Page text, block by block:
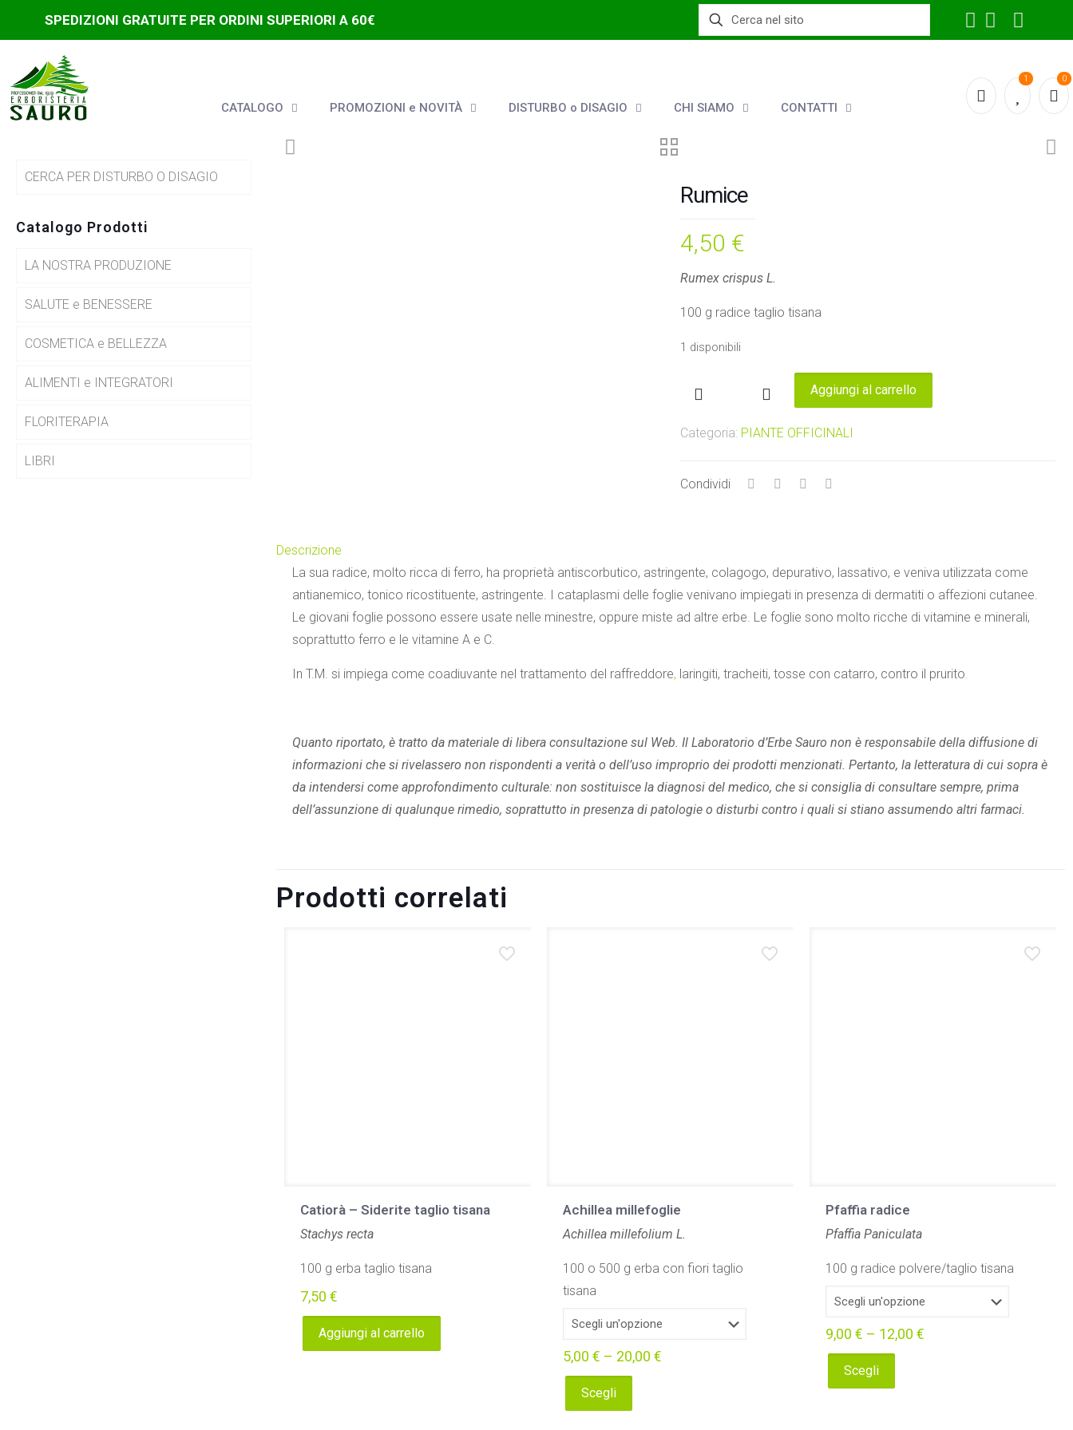
SPEDIZIONI GRATUITE PER ORDINI SUPERIORI A 60€
CATALOGO PROMOZIONI e NOVITÀ DISTURBO o DISAGIO CHI SIAMO CONTATTI
1 0
Rumice
4,50 €
Rumex crispus L.
100 g radice taglio tisana
1 disponibili
Rumice
Aggiungi al carrello
Categoria: PIANTE OFFICINALI
Condividi
Descrizione
La sua radice, molto ricca di ferro, ha proprietà antiscorbutico, astringente, colagogo, depurativo, lassativo, e veniva utilizzata come
antianemico, tonico ricostituente, astringente. I cataplasmi delle foglie venivano impiegati in presenza di dermatiti o affezioni cutanee.
Le giovani foglie possono essere usate nelle minestre, oppure miste ad altre erbe. Le foglie sono molto ricche di vitamine e minerali,
soprattutto ferro e le vitamine A e C.
In T.M. si impiega come coadiuvante nel trattamento del raffreddore, laringiti, tracheiti, tosse con catarro, contro il prurito.
Quanto riportato, è tratto da materiale di libera consultazione sul Web. Il Laboratorio d’Erbe Sauro non è responsabile della diffusione di
informazioni che si rivelassero non rispondenti a verità o dell’uso improprio dei prodotti menzionati. Pertanto, la letteratura di cui sopra è
da intendersi come approfondimento culturale: non sostituisce la diagnosi del medico, che si consiglia di consultare sempre, prima
dell’assunzione di qualunque rimedio, soprattutto in presenza di patologie o disturbi contro i quali si stiano assumendo altri farmaci.
Prodotti correlati
Catiorà – Siderite taglio tisana
Stachys recta
100 g erba taglio tisana
7,50 €
Aggiungi al carrello
Achillea millefoglie
Achillea millefolium L.
100 o 500 g erba con fiori taglio
tisana
5,00 € – 20,00 €
Scegli
Pfaffia radice
Pfaffia Paniculata
100 g radice polvere/taglio tisana
9,00 € – 12,00 €
Scegli
CERCA PER DISTURBO O DISAGIO
Catalogo Prodotti
LA NOSTRA PRODUZIONE
SALUTE e BENESSERE
COSMETICA e BELLEZZA
ALIMENTI e INTEGRATORI
FLORITERAPIA
LIBRI